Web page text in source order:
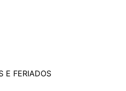
E FERIADOS